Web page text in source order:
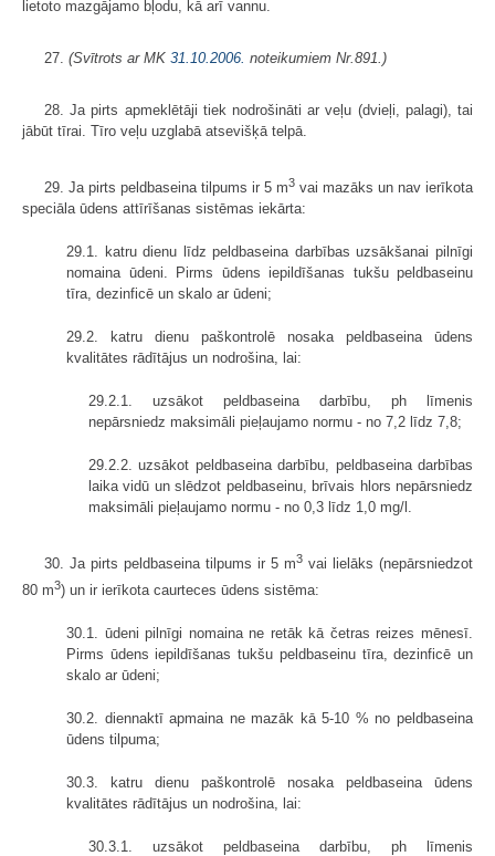
lietoto mazgājamo bļodu, kā arī vannu.
27. (Svītrots ar MK 31.10.2006. noteikumiem Nr.891.)
28. Ja pirts apmeklētāji tiek nodrošināti ar veļu (dvieļi, palagi), tai
jābūt tīrai. Tīro veļu uzglabā atsevišķā telpā.
29. Ja pirts peldbaseina tilpums ir 5 m3 vai mazāks un nav ierīkota
speciāla ūdens attīrīšanas sistēmas iekārta:
29.1. katru dienu līdz peldbaseina darbības uzsākšanai pilnīgi
nomaina ūdeni. Pirms ūdens iepildīšanas tukšu peldbaseinu
tīra, dezinficē un skalo ar ūdeni;
29.2. katru dienu paškontrolē nosaka peldbaseina ūdens
kvalitātes rādītājus un nodrošina, lai:
29.2.1. uzsākot peldbaseina darbību, ph līmenis
nepārsniedz maksimāli pieļaujamo normu - no 7,2 līdz 7,8;
29.2.2. uzsākot peldbaseina darbību, peldbaseina darbības
laika vidū un slēdzot peldbaseinu, brīvais hlors nepārsniedz
maksimāli pieļaujamo normu - no 0,3 līdz 1,0 mg/l.
30. Ja pirts peldbaseina tilpums ir 5 m3 vai lielāks (nepārsniedzot
80 m3) un ir ierīkota caurteces ūdens sistēma:
30.1. ūdeni pilnīgi nomaina ne retāk kā četras reizes mēnesī.
Pirms ūdens iepildīšanas tukšu peldbaseinu tīra, dezinficē un
skalo ar ūdeni;
30.2. diennaktī apmaina ne mazāk kā 5-10 % no peldbaseina
ūdens tilpuma;
30.3. katru dienu paškontrolē nosaka peldbaseina ūdens
kvalitātes rādītājus un nodrošina, lai:
30.3.1. uzsākot peldbaseina darbību, ph līmenis